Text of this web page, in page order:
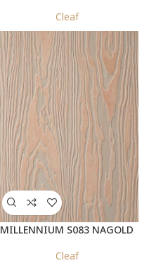
Cleaf
MILLENNIUM S083 NAGOLD
Cleaf